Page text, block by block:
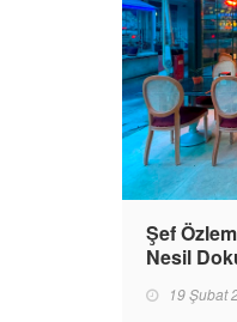
Şef
Nesil
19 Şubat